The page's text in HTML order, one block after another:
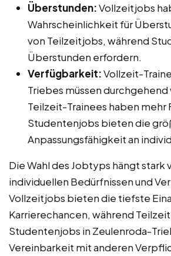
Überstunden:Vollzeitjobs
Wahrscheinlichkeit für
von Teilzeitjobs, während
Überstunden erfordern.
Verfügbarkeit:Vollzeit-
Triebes müssen
Teilzeit-Trainees haben mehr
Studentenjobs bieten die
Anpassungsfähigkeit an
Die Wahl des Jobtyps hängt stark
individuellen Bedürfnissen und
Vollzeitjobs bieten die tiefste
Karrierechancen, während
Studentenjobs in Zeulenroda-
Vereinbarkeit mit anderen